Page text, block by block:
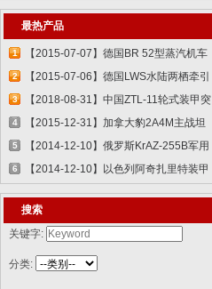
最热产品
1
【2015-07-07】德国BR 52型蒸汽机车
829...
2
【2015-07-06】德国LWS水陆两栖牵引
车 82...
3
【2018-08-31】中国ZTL-11轮式装甲突
击车 ...
4
【2015-12-31】加拿大豹2A4M主战坦
克 8386...
5
【2014-12-10】俄罗斯KrAZ-255B军用
卡车85...
6
【2014-12-10】以色列阿奇扎里特装甲
运兵...
搜索
关键字:
分类: